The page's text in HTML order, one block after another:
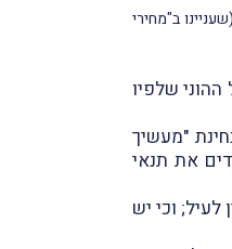
(שעניינו ב"מחירי
שלפיו
"מעשיך
את תנאי
את שווי האופציות בהוצאות הביצוע נתמכת בכללי החשבונאות הרלבנטיים, דהיינו בתקן 24 שצוין לעיל; וכי יש